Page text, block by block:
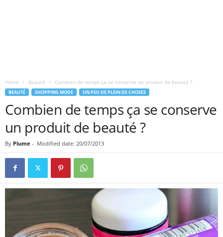
Home Beauté Combien de temps ça se conserve un produit de beauté ?
BEAUTÉ SHOPPING MODE UN PEU DE PLEIN DE CHOSES
Combien de temps ça se conserve
un produit de beauté ?
By Plume - Modified date: 20/07/2013